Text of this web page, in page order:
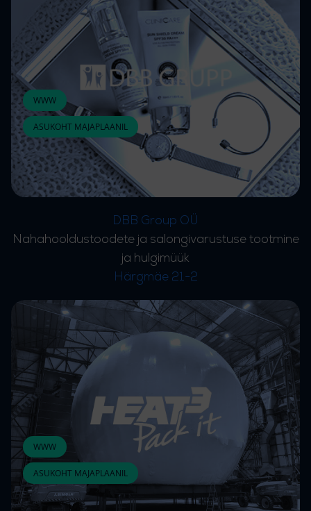
WWW
ASUKOHT MAJAPLAANIL
DBB Group OÜ
Nahahooldustoodete ja salongivarustuse tootmine
ja hulgimüük
Härgmäe 21-2
WWW
ASUKOHT MAJAPLAANIL